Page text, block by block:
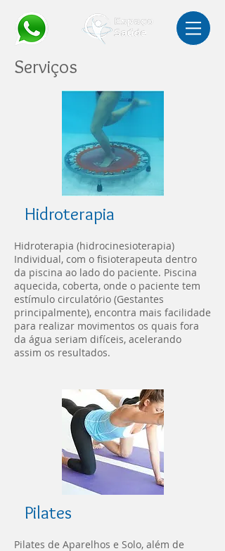
Serviços
Hidroterapia
Hidroterapia (hidrocinesioterapia)
Individual, com o fisioterapeuta dentro
da piscina ao lado do paciente. Piscina
aquecida, coberta, onde o paciente tem
estímulo circulatório (Gestantes
principalmente), encontra mais facilidade
para realizar movimentos os quais fora
da água seriam difíceis, acelerando
assim os resultados.
Pilates
Pilates de Aparelhos e Solo, além de